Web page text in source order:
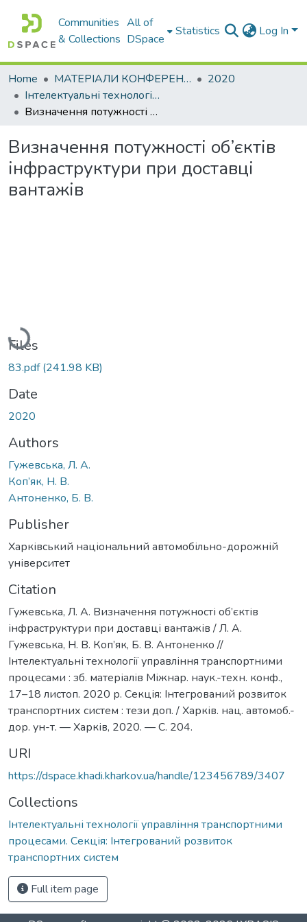
Communities
& Collections
All of
DSpace
Statistics Log In
Home МАТЕРІАЛИ КОНФЕРЕНЦІЙ
2020
Інтелектуальні технології управління транспортними процесами. Секція: Інтегрований розвиток транспортних систем
Визначення потужності об’єктів інфраструктури при доставці вантажів
Визначення потужності об’єктів
інфраструктури при доставці
вантажів
Loading...
Files
83.pdf(241.98 KB)
Date
2020
Authors
Гужевська, Л. А.
Коп’як, Н. В.
Антоненко, Б. В.
Publisher
Харківський національний автомобільно-дорожній
університет
Citation
Гужевська, Л. А. Визначення потужності об’єктів
інфраструктури при доставці вантажів / Л. А.
Гужевська, Н. В. Коп’як, Б. В. Антоненко //
Інтелектуальні технології управління транспортними
процесами : зб. матеріалів Міжнар. наук.-техн. конф.,
17–18 листоп. 2020 р. Секція: Інтегрований розвиток
транспортних систем : тези доп. / Харків. нац. автомоб.-
дор. ун-т. — Харків, 2020. — С. 204.
URI
https://dspace.khadi.kharkov.ua/handle/123456789/3407
Collections
Інтелектуальні технології управління транспортними
процесами. Секція: Інтегрований розвиток
транспортних систем
Full item page